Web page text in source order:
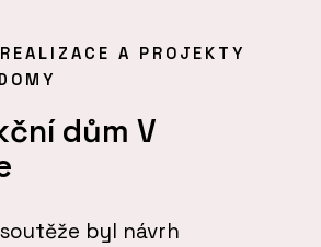
REALIZACE A PROJEKTY
dům V
byl návrh